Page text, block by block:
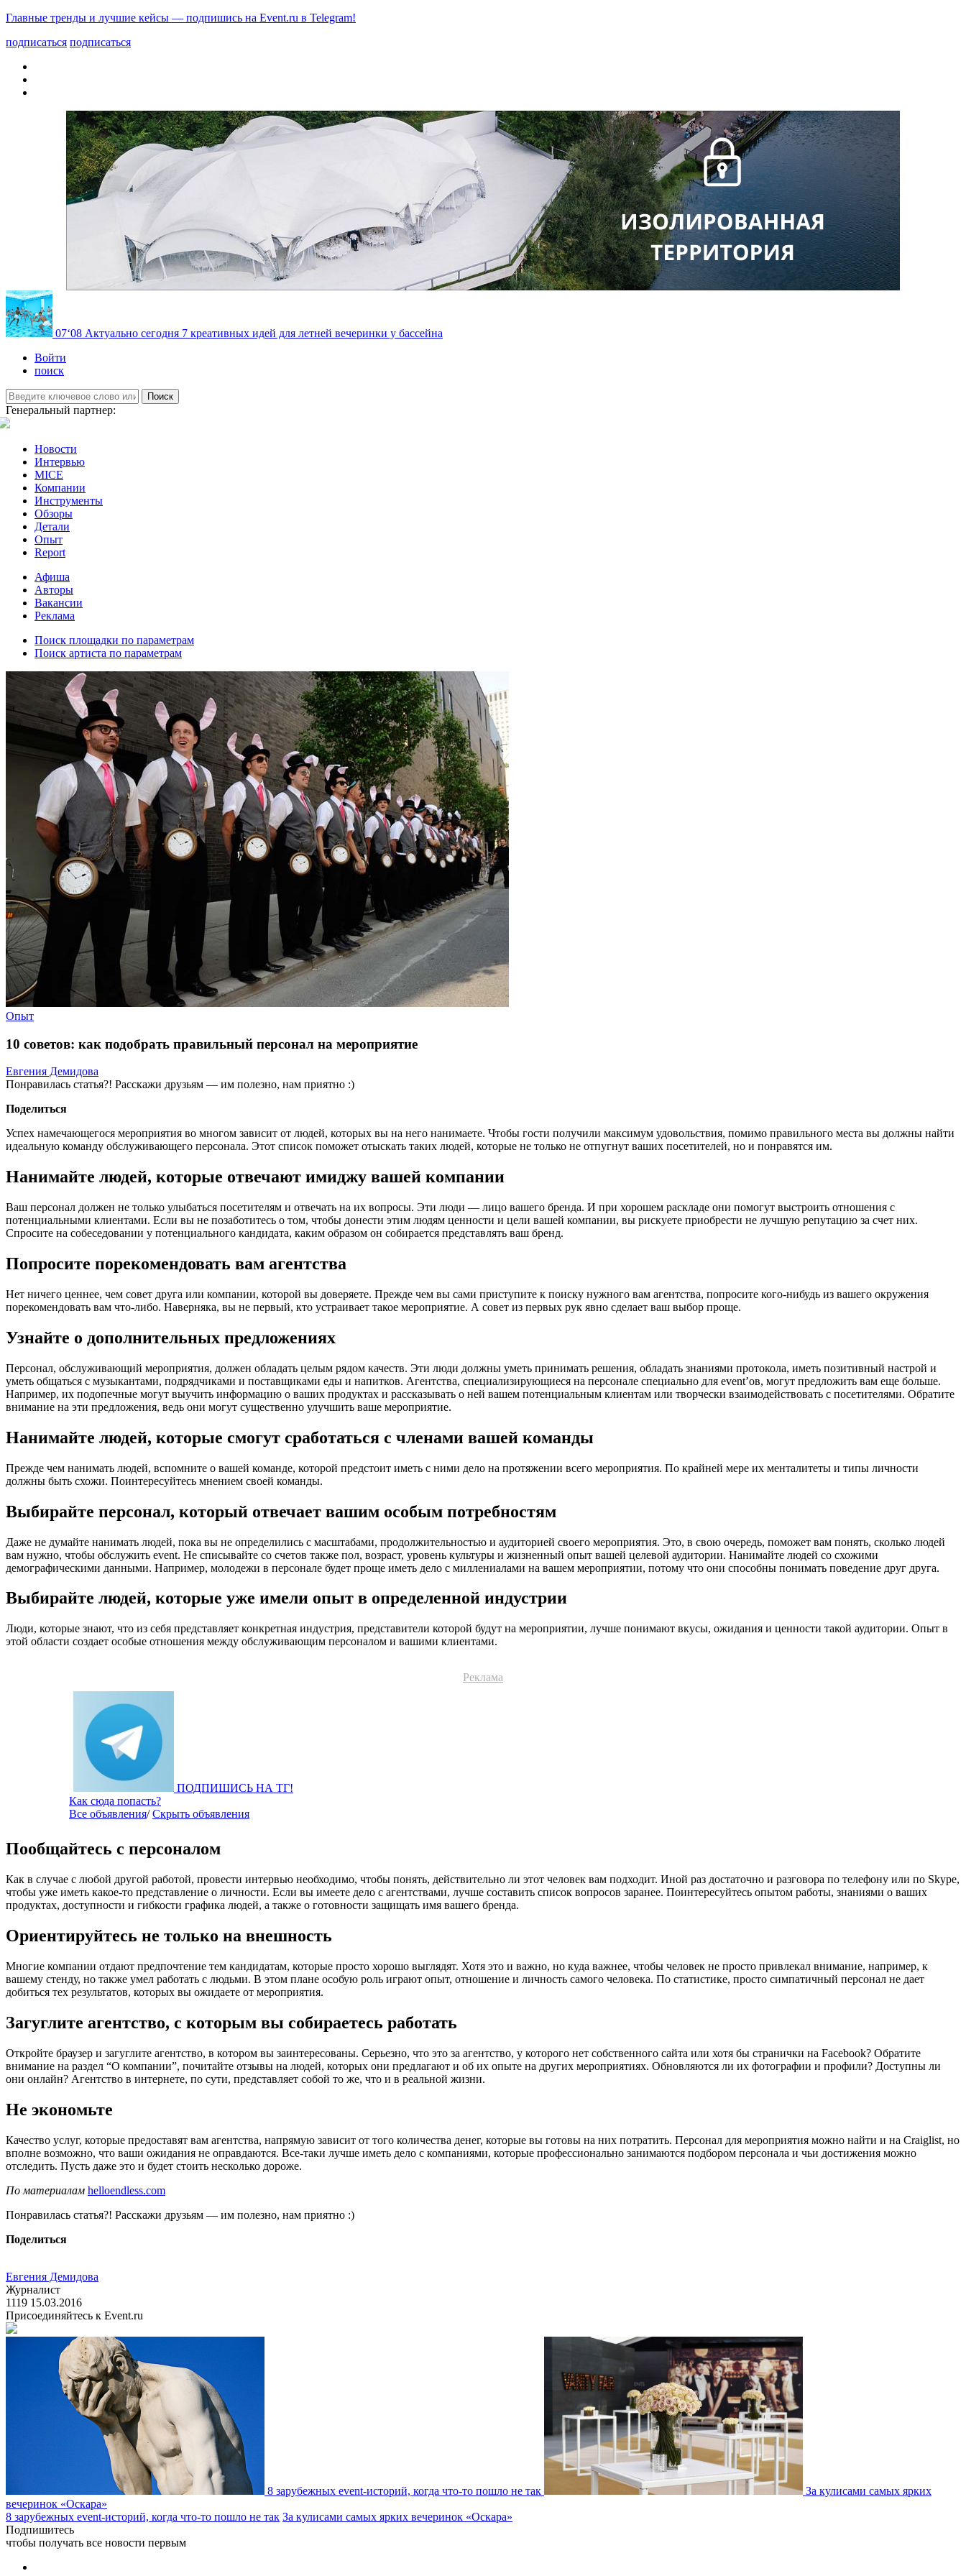
Главные тренды и лучшие кейсы — подпишись на Event.ru в Telegram!
подписаться подписаться
07‘08 Актуально сегодня 7 креативных идей для летней вечеринки у бассейна
Войти
поиск
Поиск
Генеральный партнер:
Новости
Интервью
MICE
Компании
Инструменты
Обзоры
Детали
Опыт
Report
Афиша
Авторы
Вакансии
Реклама
Поиск площадки по параметрам
Поиск артиста по параметрам
Опыт
10 советов: как подобрать правильный персонал на мероприятие
Евгения Демидова
Понравилась статья?! Расскажи друзьям — им полезно, нам приятно :)
Поделиться
Успех намечающегося мероприятия во многом зависит от людей, которых вы на него нанимаете. Чтобы гости получили максимум удовольствия, помимо правильного места вы должны найти
идеальную команду обслуживающего персонала. Этот список поможет отыскать таких людей, которые не только не отпугнут ваших посетителей, но и понравятся им.
Нанимайте людей, которые отвечают имиджу вашей компании
Ваш персонал должен не только улыбаться посетителям и отвечать на их вопросы. Эти люди — лицо вашего бренда. И при хорошем раскладе они помогут выстроить отношения с
потенциальными клиентами. Если вы не позаботитесь о том, чтобы донести этим людям ценности и цели вашей компании, вы рискуете приобрести не лучшую репутацию за счет них.
Спросите на собеседовании у потенциального кандидата, каким образом он собирается представлять ваш бренд.
Попросите порекомендовать вам агентства
Нет ничего ценнее, чем совет друга или компании, которой вы доверяете. Прежде чем вы сами приступите к поиску нужного вам агентства, попросите кого-нибудь из вашего окружения
порекомендовать вам что-либо. Наверняка, вы не первый, кто устраивает такое мероприятие. А совет из первых рук явно сделает ваш выбор проще.
Узнайте о дополнительных предложениях
Персонал, обслуживающий мероприятия, должен обладать целым рядом качеств. Эти люди должны уметь принимать решения, обладать знаниями протокола, иметь позитивный настрой и
уметь общаться с музыкантами, подрядчиками и поставщиками еды и напитков. Агентства, специализирующиеся на персонале специально для event’ов, могут предложить вам еще больше.
Например, их подопечные могут выучить информацию о ваших продуктах и рассказывать о ней вашем потенциальным клиентам или творчески взаимодействовать с посетителями. Обратите
внимание на эти предложения, ведь они могут существенно улучшить ваше мероприятие.
Нанимайте людей, которые смогут сработаться с членами вашей команды
Прежде чем нанимать людей, вспомните о вашей команде, которой предстоит иметь с ними дело на протяжении всего мероприятия. По крайней мере их менталитеты и типы личности
должны быть схожи. Поинтересуйтесь мнением своей команды.
Выбирайте персонал, который отвечает вашим особым потребностям
Даже не думайте нанимать людей, пока вы не определились с масштабами, продолжительностью и аудиторией своего мероприятия. Это, в свою очередь, поможет вам понять, сколько людей
вам нужно, чтобы обслужить event. Не списывайте со счетов также пол, возраст, уровень культуры и жизненный опыт вашей целевой аудитории. Нанимайте людей со схожими
демографическими данными. Например, молодежи в персонале будет проще иметь дело с миллениалами на вашем мероприятии, потому что они способны понимать поведение друг друга.
Выбирайте людей, которые уже имели опыт в определенной индустрии
Люди, которые знают, что из себя представляет конкретная индустрия, представители которой будут на мероприятии, лучше понимают вкусы, ожидания и ценности такой аудитории. Опыт в
этой области создает особые отношения между обслуживающим персоналом и вашими клиентами.
Реклама
ПОДПИШИСЬ НА ТГ!
Как сюда попасть?
Все объявления/Скрыть объявления
Пообщайтесь с персоналом
Как в случае с любой другой работой, провести интервью необходимо, чтобы понять, действительно ли этот человек вам подходит. Иной раз достаточно и разговора по телефону или по Skype,
чтобы уже иметь какое-то представление о личности. Если вы имеете дело с агентствами, лучше составить список вопросов заранее. Поинтересуйтесь опытом работы, знаниями о ваших
продуктах, доступности и гибкости графика людей, а также о готовности защищать имя вашего бренда.
Ориентируйтесь не только на внешность
Многие компании отдают предпочтение тем кандидатам, которые просто хорошо выглядят. Хотя это и важно, но куда важнее, чтобы человек не просто привлекал внимание, например, к
вашему стенду, но также умел работать с людьми. В этом плане особую роль играют опыт, отношение и личность самого человека. По статистике, просто симпатичный персонал не дает
добиться тех результатов, которых вы ожидаете от мероприятия.
Загуглите агентство, с которым вы собираетесь работать
Откройте браузер и загуглите агентство, в котором вы заинтересованы. Серьезно, что это за агентство, у которого нет собственного сайта или хотя бы странички на Facebook? Обратите
внимание на раздел “О компании”, почитайте отзывы на людей, которых они предлагают и об их опыте на других мероприятиях. Обновляются ли их фотографии и профили? Доступны ли
они онлайн? Агентство в интернете, по сути, представляет собой то же, что и в реальной жизни.
Не экономьте
Качество услуг, которые предоставят вам агентства, напрямую зависит от того количества денег, которые вы готовы на них потратить. Персонал для мероприятия можно найти и на Craiglist, но
вполне возможно, что ваши ожидания не оправдаются. Все-таки лучше иметь дело с компаниями, которые профессионально занимаются подбором персонала и чьи достижения можно
отследить. Пусть даже это и будет стоить несколько дороже.
По материалам helloendless.com
Понравилась статья?! Расскажи друзьям — им полезно, нам приятно :)
Поделиться
Евгения Демидова
Журналист
1119 15.03.2016
Присоединяйтесь к Event.ru
8 зарубежных event-историй, когда что-то пошло не так
За кулисами самых ярких
вечеринок «Оскара»
8 зарубежных event-историй, когда что-то пошло не так За кулисами самых ярких вечеринок «Оскара»
Подпишитесь
чтобы получать все новости первым